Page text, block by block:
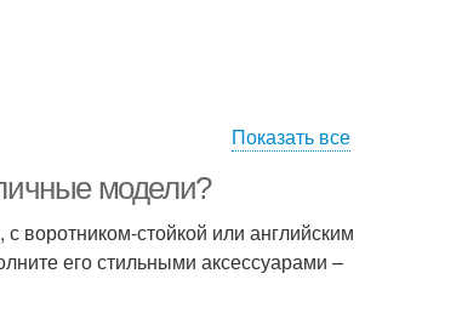
Показать все
модели?
воротником-стойкой или английским
его стильными аксессуарами –